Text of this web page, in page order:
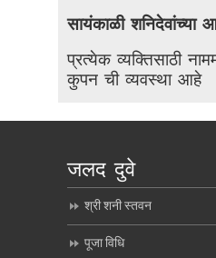
सायंकाळी शनिदेवांच्या
प्रत्येक व्यक्तिसाठी
कुपन ची व्यवस्था आहे
जलद दुवे
श्री शनी स्तवन
पूजा विधि